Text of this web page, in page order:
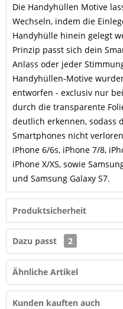
Die Handyhüllen Motive
Wechseln, indem die
Handyhülle hinein gelegt
Prinzip passt sich dein
Anlass oder jeder
Handyhüllen-Motive
entworfen - exclusiv nur
durch die transparente
deutlich erkennen, sodass
Smartphones nicht
iPhone 6/6s, iPhone 7/8,
iPhone X/XS, sowie
und Samsung Galaxy S7.
Produktsicherheit
Dazu passt 2
Ähnliche Artikel
Kunden kauften auch